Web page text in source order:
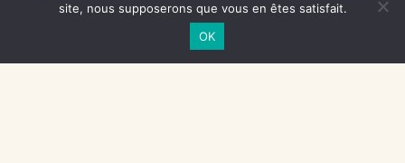
NOS SOUTIENS
CENTRE NATIONAL DU LIVRE
site, nous supposerons que vous en êtes satisfait.
OK